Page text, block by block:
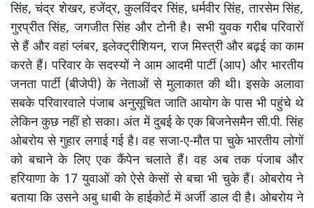
सिंह, चंद्र शेखर, हजेंद्र, कुलविंदर सिंह, धर्मवीर सिंह, तारसेम सिंह,
गुरप्रीत सिंह, जगजीत सिंह और टोनी है। सभी युवक गरीब परिवारों
से हैं और वहां प्लंबर, इलेक्ट्रीशियन, राज मिस्त्री और बढ़ई का काम
करते हैं। परिवार के सदस्यों ने आम आदमी पार्टी (आप) और भारतीय
जनता पार्टी (बीजेपी) के नेताओं से मुलाकात की थी। इसके अलावा
सबके परिवारवाले पंजाब अनुसूचित जाति आयोग के पास भी पहुंचे थे
लेकिन कुछ नहीं हो सका। अंत में दुबई के एक बिजनेसमैन सी.पी. सिंह
ओबरोय से गुहार लगाई गई है। वह सजा-ए-मौत पा चुके भारतीय लोगों
को बचाने के लिए एक कैंपेन चलाते हैं। वह अब तक पंजाब और
हरियाणा के 17 युवाओं को ऐसे केसों से बचा भी चुके हैं। ओबरोय ने
बताया कि उसने अबु धाबी के हाईकोर्ट में अर्जी डाल दी है। ओबरोय ने